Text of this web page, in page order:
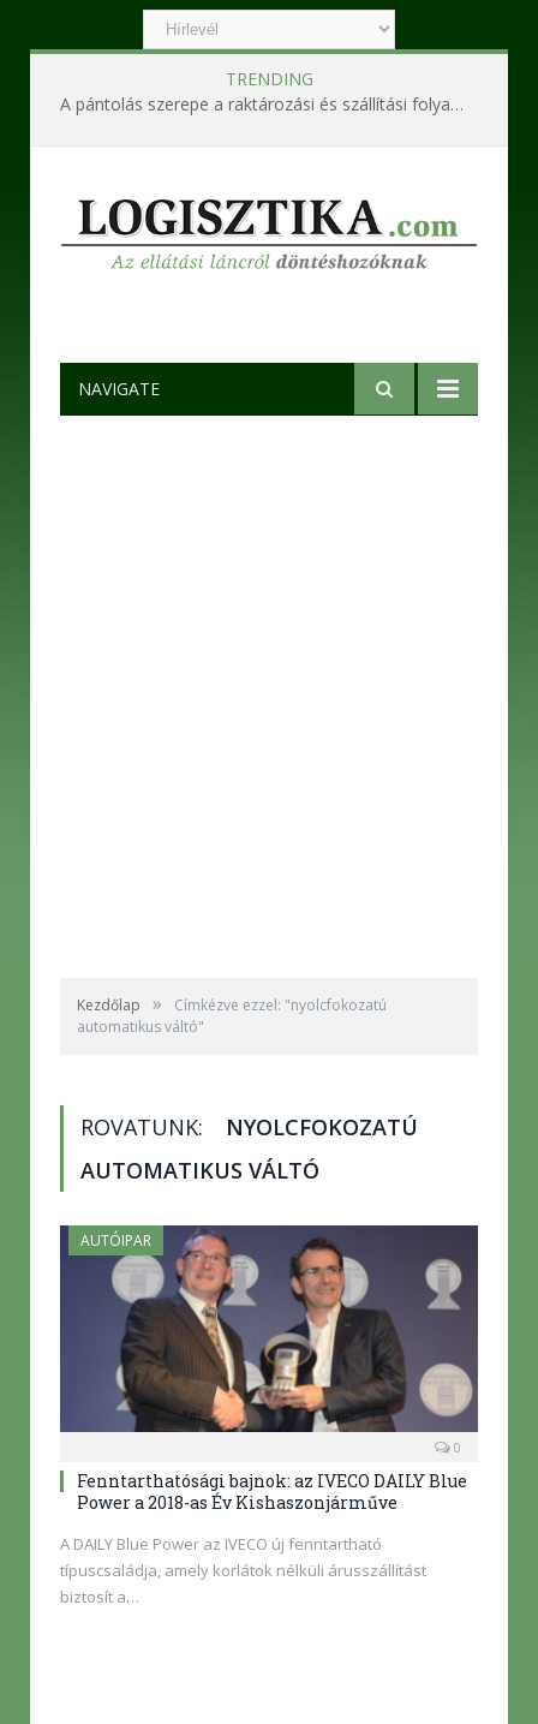
TRENDING
A pántolás szerepe a raktározási és szállítási folyamatokban
NAVIGATE
Kezdőlap »
Címkézve ezzel: "nyolcfokozatú
automatikus váltó"
ROVATUNK:
NYOLCFOKOZATÚ
AUTOMATIKUS VÁLTÓ
AUTÓIPAR
0
Fenntarthatósági bajnok: az IVECO DAILY Blue
Power a 2018-as Év Kishaszonjárműve
A DAILY Blue Power az IVECO új fenntartható
típuscsaládja, amely korlátok nélküli árusszállítást
biztosít a…